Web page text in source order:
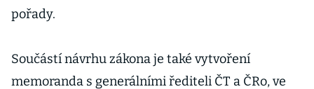
pořady.
Součástí návrhu zákona je také vytvoření
memoranda s generálními řediteli ČT a ČRo, ve